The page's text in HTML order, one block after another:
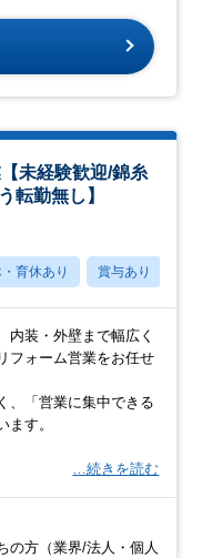
未経験歓迎/錦糸
転勤無し】
育休あり 賞与あり
内装・外壁まで幅広く
フォーム営業をお任せ
、「営業に集中できる
ます。
…続きを読む
の方（業界/法人・個人